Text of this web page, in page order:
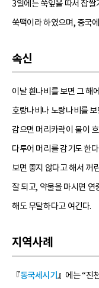
3일에는 쑥잎을 따서 찹
쑥떡이라 하였으며, 중국
속신
이날 흰나비를 보면 그 해
호랑나비나 노랑나비를
감으면 머리카락이 물이
다투어 머리를 감기도 한
보면 좋지 않다고 해서 꺼
잘 되고, 약물을 마시면 연
해도 무탈하다고 여긴다.
지역사례
『동국세시기 』에는 “진